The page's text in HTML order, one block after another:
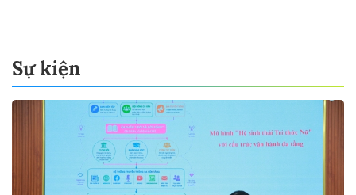
Sự kiện